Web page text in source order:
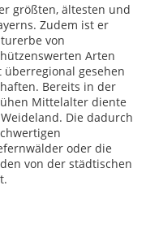
größten, ältesten und
Zudem ist er
von
Arten
gesehen
Bereits in der
Mittelalter diente
Die dadurch
oder die
von der städtischen